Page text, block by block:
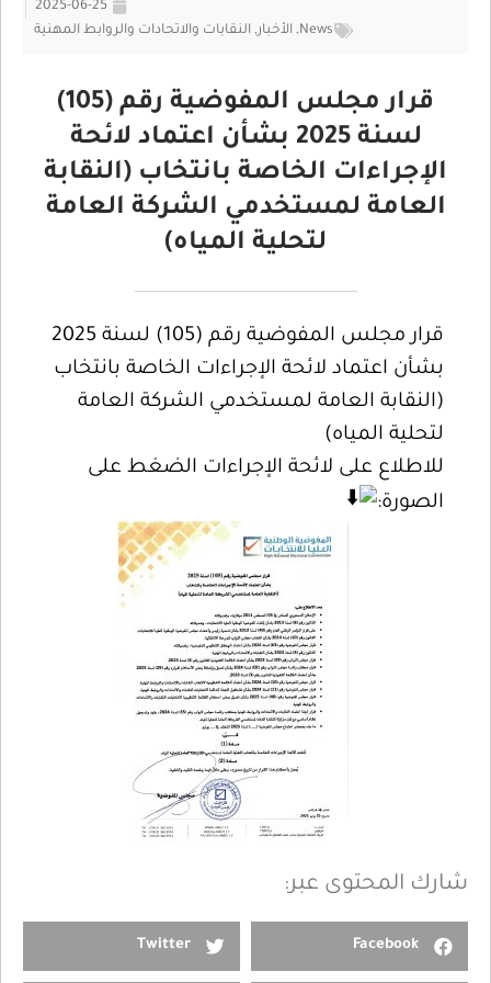
2025-06-25
News
, الأخبار, النقابات والاتحادات والروابط المهنية
قرار مجلس المفوضية رقم (105)
لسنة 2025 بشأن اعتماد لائحة
الإجراءات الخاصة بانتخاب (النقابة
العامة لمستخدمي الشركة العامة
لتحلية المياه)
قرار مجلس المفوضية رقم (105) لسنة 2025
بشأن اعتماد لائحة الإجراءات الخاصة بانتخاب
(النقابة العامة لمستخدمي الشركة العامة
لتحلية المياه)
للاطلاع على لائحة الإجراءات الضغط على
الصورة:
شارك المحتوى عبر:
Facebook
Twitter